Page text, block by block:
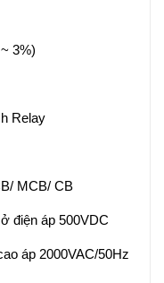
3%)
Relay
MCB/ CB
điện áp 500VDC
áp 2000VAC/50Hz